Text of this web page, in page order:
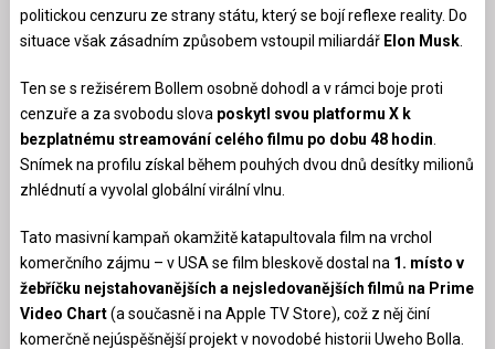
politickou cenzuru ze strany státu, který se bojí reflexe reality. Do
situace však zásadním způsobem vstoupil miliardář Elon Musk.
Ten se s režisérem Bollem osobně dohodl a v rámci boje proti
cenzuře a za svobodu slova poskytl svou platformu X k
bezplatnému streamování celého filmu po dobu 48 hodin
Snímek na profilu získal během pouhých dvou dnů desítky milionů
zhlédnutí a vyvolal globální virální vlnu.
Tato masivní kampaň okamžitě katapultovala film na vrchol
komerčního zájmu – v USA se film bleskově dostal na 1. místo v
žebříčku nejstahovanějších a nejsledovanějších filmů na Prime
Video Chart(a současně i na Apple TV Store), což z něj činí
komerčně nejúspěšnější projekt v novodobé historii Uweho Bolla.